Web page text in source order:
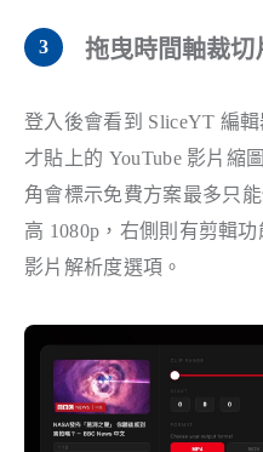
拖曳時間軸裁切
登入後會看到 SliceYT 編
才貼上的 YouTube 影片縮
角會標示免費方案最多只
高 1080p，右側則有剪輯
影片解析度選項。